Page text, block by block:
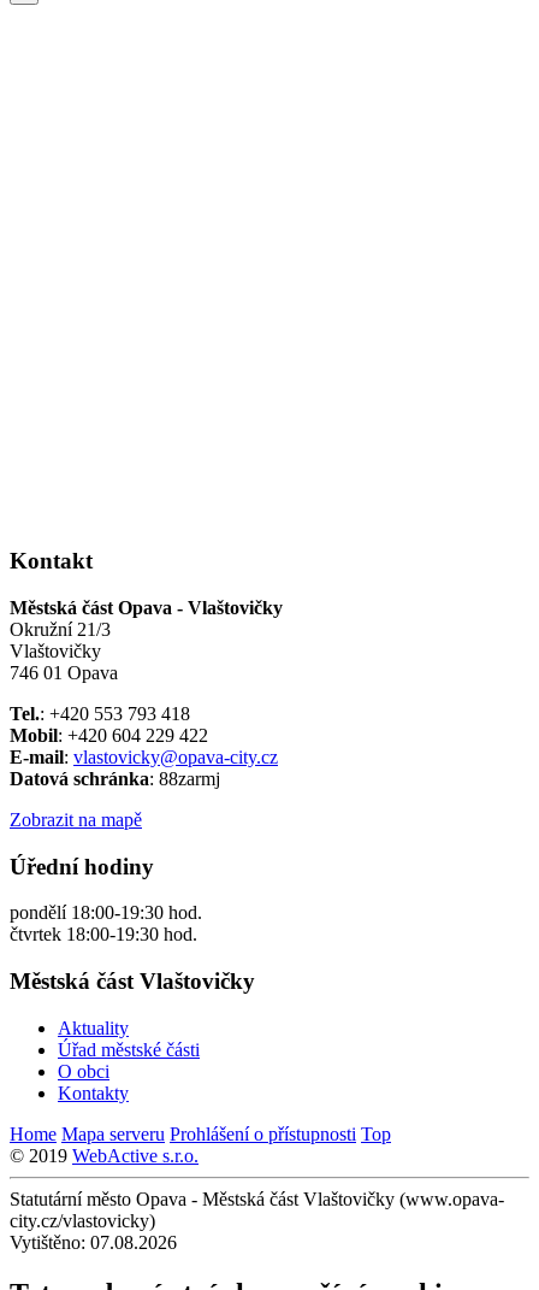
Kontakt
Městská část Opava - Vlaštovičky
Okružní 21/3
Vlaštovičky
746 01 Opava
Tel.: +420 553 793 418
Mobil: +420 604 229 422
E-mail: vlastovicky@opava-city.cz
Datová schránka: 88zarmj
Zobrazit na mapě
Úřední hodiny
pondělí 18:00-19:30 hod.
čtvrtek 18:00-19:30 hod.
Městská část Vlaštovičky
Aktuality
Úřad městské části
O obci
Kontakty
Home Mapa serveru Prohlášení o přístupnosti Top
© 2019 WebActive s.r.o.
Statutární město Opava - Městská část Vlaštovičky (www.opava-
city.cz/vlastovicky)
Vytištěno: 07.08.2026